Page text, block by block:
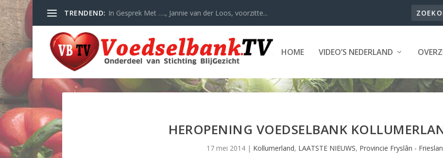
TRENDEND: In Gesprek Met …., Jannie van der Loos, voorzitte...
HOME VIDEO’S NEDERLAND
HEROPENING VOEDSELBANK
17 mei 2014| Kollumerland, LAATSTE NIEUWS, Provincie Fryslân -